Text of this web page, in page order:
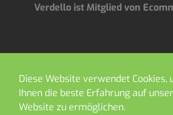
Verdello ist Mitglied von
Diese Website verwendet Cookies,
Ihnen die beste Erfahrung auf
Website zu ermöglichen.